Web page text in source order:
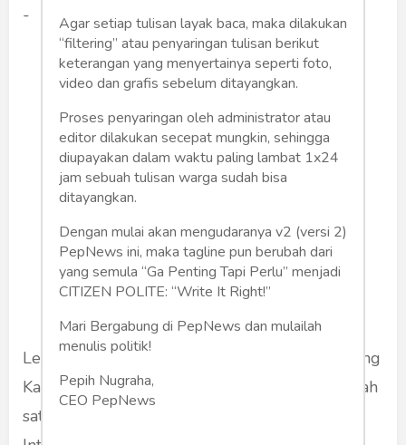
-
Lembaga Pemasyarakatan/ Lapas Kelas I Malang
Kanwil Kemenkumham Jawa Timur adalah salah
satu pilot project Lapas Industri dan Zona
Agar setiap tulisan layak baca, maka dilakukan
“filtering” atau penyaringan tulisan berikut
keterangan yang menyertainya seperti foto,
video dan grafis sebelum ditayangkan.
Proses penyaringan oleh administrator atau
editor dilakukan secepat mungkin, sehingga
diupayakan dalam waktu paling lambat 1x24
jam sebuah tulisan warga sudah bisa
ditayangkan.
Dengan mulai akan mengudaranya v2 (versi 2)
PepNews ini, maka tagline pun berubah dari
yang semula “Ga Penting Tapi Perlu” menjadi
CITIZEN POLITE: “Write It Right!”
Mari Bergabung di PepNews dan mulailah
menulis politik!
Pepih Nugraha,
CEO PepNews